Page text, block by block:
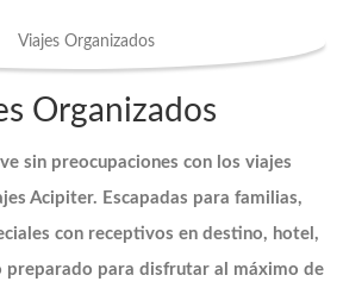
Organizados
sin preocupaciones con los viajes
Acipiter. Escapadas para familias,
con receptivos en destino, hotel,
para disfrutar al máximo de